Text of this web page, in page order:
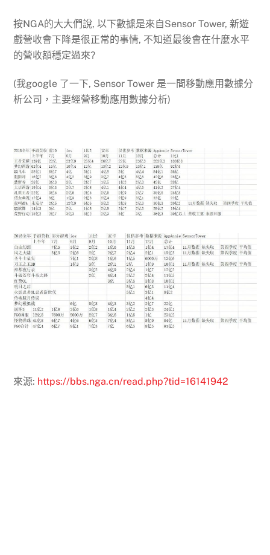
按NGA的大大們說, 以下數據是來自Sensor Tower, 新遊
戲營收會下降是很正常的事情, 不知道最後會在什麼水平
的營收額穩定過來?
(我google 了一下, Sensor Tower 是一間移動應用數據分
析公司，主要經營移動應用數據分析)
來源: https://bbs.nga.cn/read.php?tid=16141942